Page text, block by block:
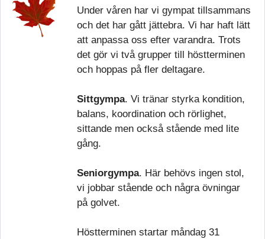
Under våren har vi gympat tillsammans
och det har gått jättebra. Vi har haft lätt
att anpassa oss efter varandra. Trots
det gör vi två grupper till höstterminen
och hoppas på fler deltagare.
Sittgympa. Vi tränar styrka kondition,
balans, koordination och rörlighet,
sittande men också stående med lite
gång.
Seniorgympa. Här behövs ingen stol,
vi jobbar stående och några övningar
på golvet.
Höstterminen startar måndag 31